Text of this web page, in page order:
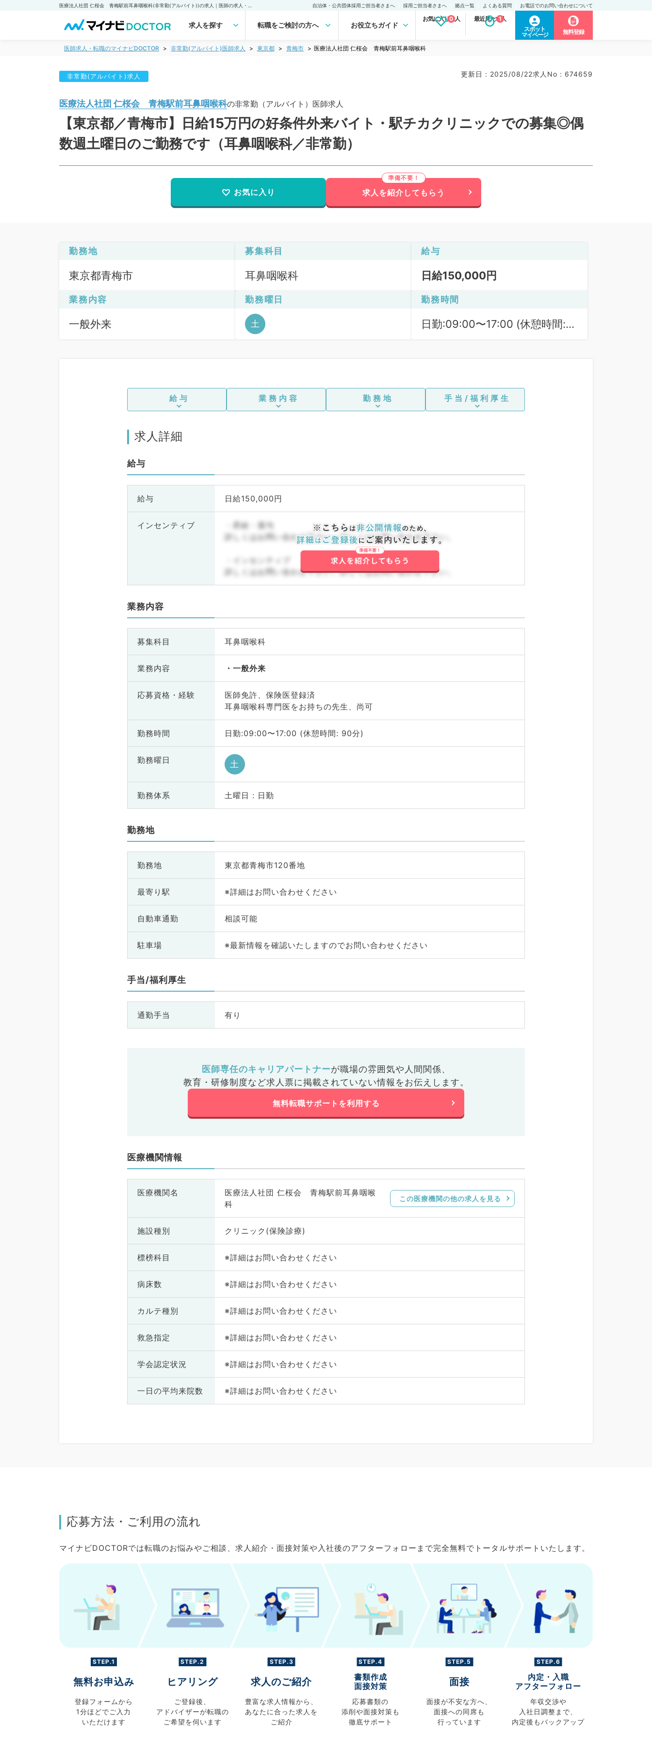
自治体・公共団体採用ご担当者さまへ 採用ご担当者さまへ 拠点一覧 よくある質問 お電話でのお問い合わせについて
求人を探す 転職をご検討の方へ お役立ちガイド
お気に入り求人
0 最近見た求人
1
スポット
マイページ
無料登録
医師求人・転職のマイナビDOCTOR 非常勤(アルバイト)医師求人 東京都 青梅市 医療法人社団 仁桜会 青梅駅前耳鼻咽喉科
非常勤(アルバイト)求人 更新日 : 2025/08/22求人No : 674659
医療法人社団 仁桜会 青梅駅前耳鼻咽喉科の非常勤（アルバイト）医師求人
【東京都／青梅市】日給15万円の好条件外来バイト・駅チカクリニックでの募集◎偶
数週土曜日のご勤務です（耳鼻咽喉科／非常勤）
お気に入り 求人を紹介してもらう
勤務地
東京都青梅市
募集科目
耳鼻咽喉科
給与
日給150,000円
業務内容
一般外来
勤務曜日
土
勤務時間
日勤:09:00〜17:00 (休憩時間:
給与 業務内容 勤務地 手当/福利厚生
求人詳細
給与
給与 日給150,000円
インセンティブ
・昇給・賞与
詳しくはお問い合わせ下さい。詳しくはお問い合わせ下さい。
・インセンティブ
詳しくはお問い合わせ下さい。詳しくはお問い合わせ下さい。
業務内容
募集科目 耳鼻咽喉科
業務内容 一般外来
応募資格・ 経験
医師免許、保険医登録済
耳鼻咽喉科専門医をお持ちの先生、尚可
勤務時間 日勤:09:00〜17:00 (休憩時間: 90分)
勤務曜日 土
勤務体系 土曜日 : 日勤
勤務地
勤務地 東京都青梅市120番地
最寄り駅 ※詳細はお問い合わせください
自動車通勤 相談可能
駐車場 ※最新情報を確認いたしますのでお問い合わせください
手当/福利厚生
通勤手当 有り
医師専任のキャリアパートナーが職場の雰囲気や人間関係、
教育・研修制度など求人票に掲載されていない情報をお伝えします。
無料転職サポートを利用する
医療機関情報
医療機関名
医療法人社団 仁桜会 青梅駅前耳鼻咽喉
科
この医療機関の他の求人を見る
施設種別 クリニック(保険診療)
標榜科目 ※詳細はお問い合わせください
病床数 ※詳細はお問い合わせください
カルテ種別 ※詳細はお問い合わせください
救急指定 ※詳細はお問い合わせください
学会認定状況 ※詳細はお問い合わせください
一日の平均来院数 ※詳細はお問い合わせください
応募方法・ご利用の流れ
マイナビDOCTORでは転職のお悩みやご相談、求人紹介・面接対策や入社後のアフターフォローまで完全無料でトータルサポートいたします。
STEP.1
無料お申込み
登録フォームから
1分ほどでご入力
いただけます
STEP.2
ヒアリング
ご登録後、
アドバイザーが転職の
ご希望を伺います
STEP.3
求人のご紹介
豊富な求人情報から、
あなたに合った求人を
ご紹介
STEP.4
書類作成
面接対策
応募書類の
添削や面接対策も
徹底サポート
STEP.5
面接
面接が不安な方へ、
面接への同席も
行っています
STEP.6
内定・入職
アフターフォロー
年収交渉や
入社日調整まで、
内定後もバックアップ